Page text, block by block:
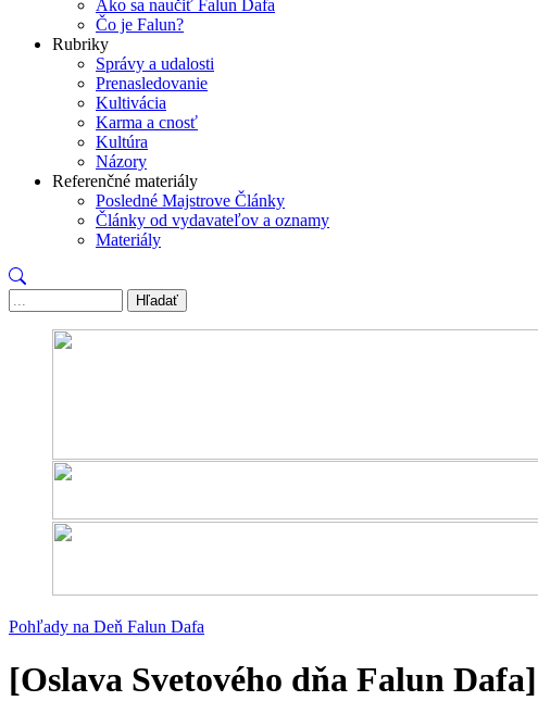
Ako sa naučiť Falun Dafa
Čo je Falun?
Rubriky
Správy a udalosti
Prenasledovanie
Kultivácia
Karma a cnosť
Kultúra
Názory
Referenčné materiály
Posledné Majstrove Články
Články od vydavateľov a oznamy
Materiály
Hľadať
Pohľady na Deň Falun Dafa
[Oslava Svetového dňa Falun